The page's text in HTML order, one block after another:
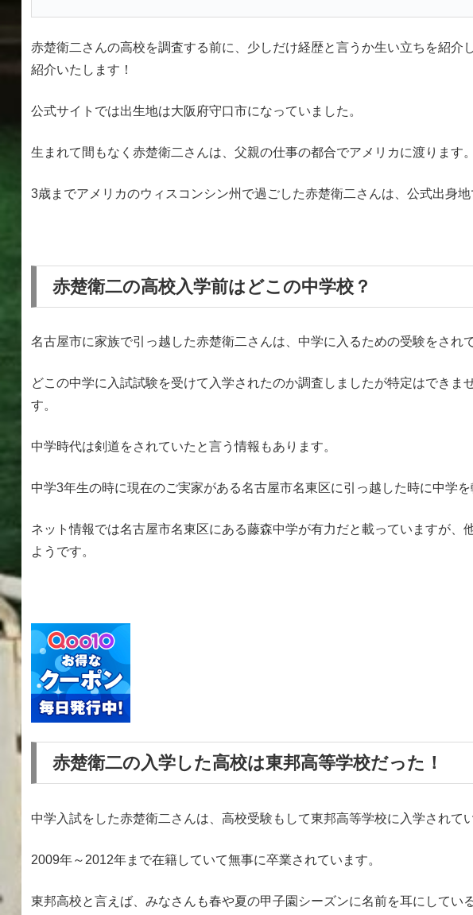
赤楚衛二さんの高校を調査する前に、少しだけ経歴と言うか生い立ちを紹
紹介いたします！
公式サイトでは出生地は大阪府守口市になっていました。
生まれて間もなく赤楚衛二さんは、父親の仕事の都合でアメリカに渡ります。
3歳までアメリカのウィスコンシン州で過ごした赤楚衛二さんは、公式出身
赤楚衛二の高校入学前はどこの中学校？
名古屋市に家族で引っ越した赤楚衛二さんは、中学に入るための受験をされ
どこの中学に入試試験を受けて入学されたのか調査しましたが特定はでき
す。
中学時代は剣道をされていたと言う情報もあります。
中学3年生の時に現在のご実家がある名古屋市名東区に引っ越した時に中学を
ネット情報では名古屋市名東区にある藤森中学が有力だと載っていますが
ようです。
赤楚衛二の入学した高校は東邦高等学校だった！
中学入試をした赤楚衛二さんは、高校受験もして東邦高等学校に入学されてい
2009年～2012年まで在籍していて無事に卒業されています。
東邦高校と言えば、みなさんも春や夏の甲子園シーズンに名前を耳にして